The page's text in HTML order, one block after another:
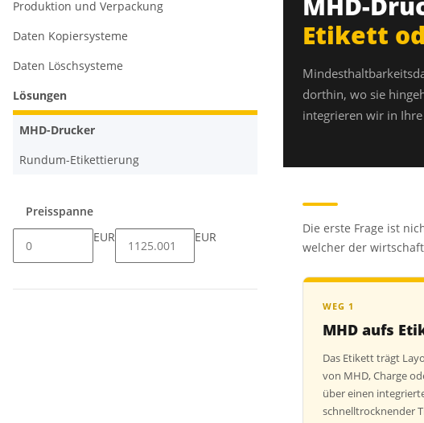
Etikett
dorthin, wo sie
integrieren wir in
Die erste Frage ist
welcher der
WEG 1
MHD aufs
Das Etikett trägt
von MHD, Charge
über einen
schnelltrocknender
Produktion und Verpackung
Daten Kopiersysteme
Daten Löschsysteme
Lösungen
MHD-Drucker
Rundum-Etikettierung
Preisspanne
EUR
EUR